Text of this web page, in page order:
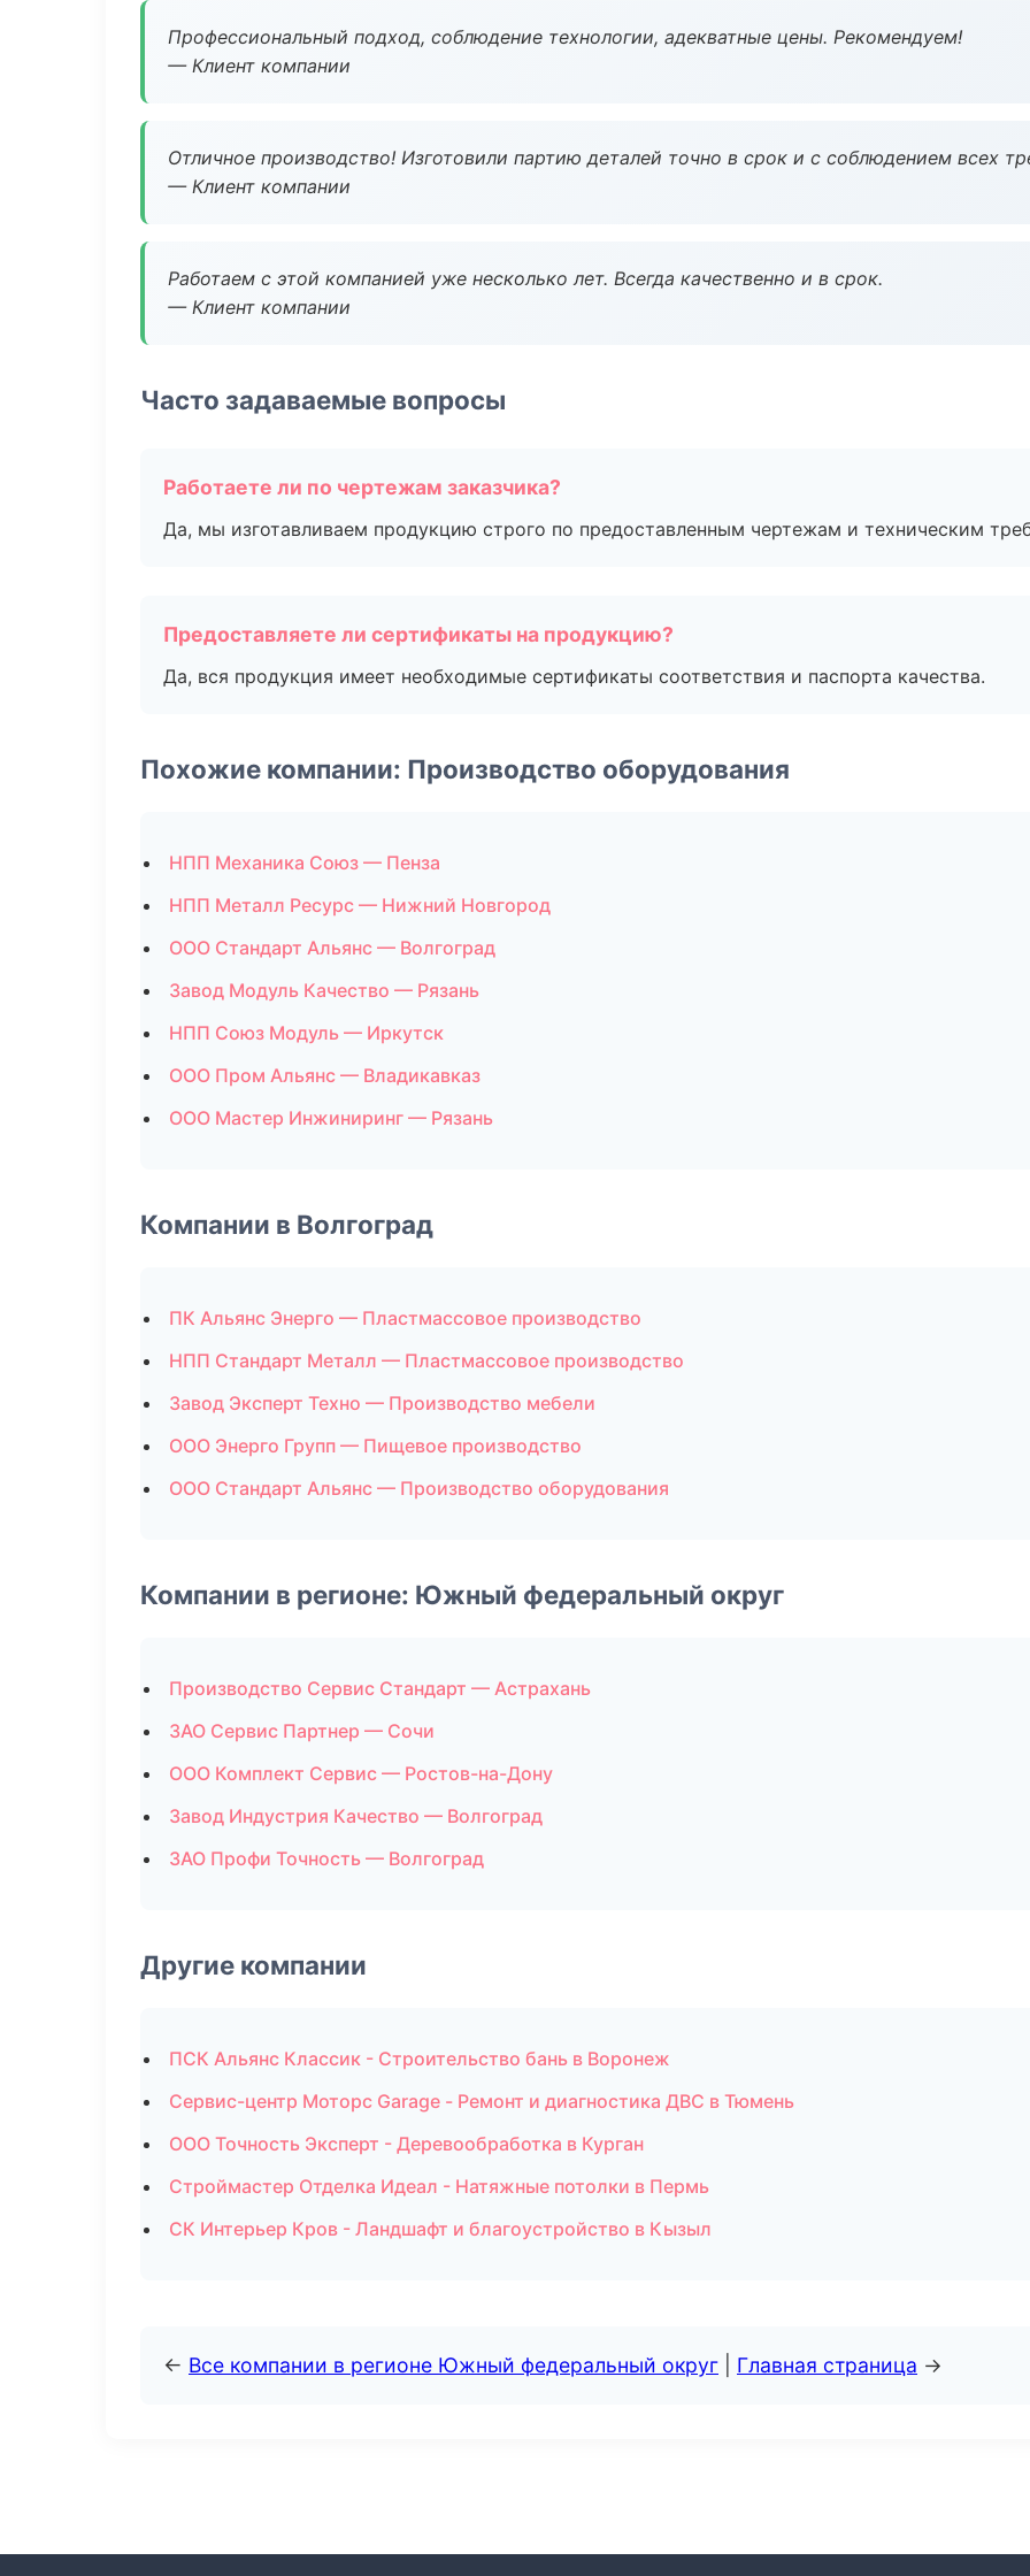
Профессиональный подход, соблюдение технологии, адекватные цены. Рекомендуем!
— Клиент компании
Отличное производство! Изготовили партию деталей точно в срок и с соблюдением всех
— Клиент компании
Работаем с этой компанией уже несколько лет. Всегда качественно и в срок.
— Клиент компании
Часто задаваемые вопросы
Работаете ли по чертежам заказчика?
Да, мы изготавливаем продукцию строго по предоставленным чертежам и техническим
Предоставляете ли сертификаты на продукцию?
Да, вся продукция имеет необходимые сертификаты соответствия и паспорта качества.
Похожие компании: Производство оборудования
НПП Механика Союз — Пенза
НПП Металл Ресурс — Нижний Новгород
ООО Стандарт Альянс — Волгоград
Завод Модуль Качество — Рязань
НПП Союз Модуль — Иркутск
ООО Пром Альянс — Владикавказ
ООО Мастер Инжиниринг — Рязань
Компании в Волгоград
ПК Альянс Энерго — Пластмассовое производство
НПП Стандарт Металл — Пластмассовое производство
Завод Эксперт Техно — Производство мебели
ООО Энерго Групп — Пищевое производство
ООО Стандарт Альянс — Производство оборудования
Компании в регионе: Южный федеральный округ
Производство Сервис Стандарт — Астрахань
ЗАО Сервис Партнер — Сочи
ООО Комплект Сервис — Ростов-на-Дону
Завод Индустрия Качество — Волгоград
ЗАО Профи Точность — Волгоград
Другие компании
ПСК Альянс Классик - Строительство бань в Воронеж
Сервис-центр Моторс Garage - Ремонт и диагностика ДВС в Тюмень
ООО Точность Эксперт - Деревообработка в Курган
Строймастер Отделка Идеал - Натяжные потолки в Пермь
СК Интерьер Кров - Ландшафт и благоустройство в Кызыл
← Все компании в регионе Южный федеральный округ Главная страница →